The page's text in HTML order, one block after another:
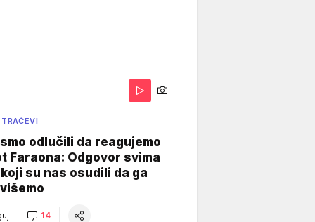
odlučili da reagujemo
Faraona: Odgovor svima
su nas osudili da ga
14